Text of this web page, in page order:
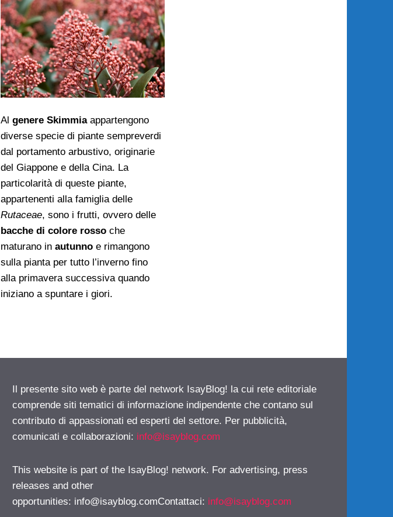
Al genere Skimmiaappartengono
diverse specie di piante sempreverdi
dal portamento arbustivo, originarie
del Giappone e della Cina. La
particolarità di queste piante,
appartenenti alla famiglia delle
Rutaceae, sono i frutti, ovvero delle
bacche di colore rossoche
maturano in autunnoe rimangono
sulla pianta per tutto l’inverno fino
alla primavera successiva quando
iniziano a spuntare i giori.
Il presente sito web è parte del network IsayBlog! la cui rete editoriale
comprende siti tematici di informazione indipendente che contano sul
contributo di appassionati ed esperti del settore. Per pubblicità,
comunicati e collaborazioni: info@isayblog.com
This website is part of the IsayBlog! network. For advertising, press
releases and other
opportunities: info@isayblog.comContattaci: info@isayblog.com